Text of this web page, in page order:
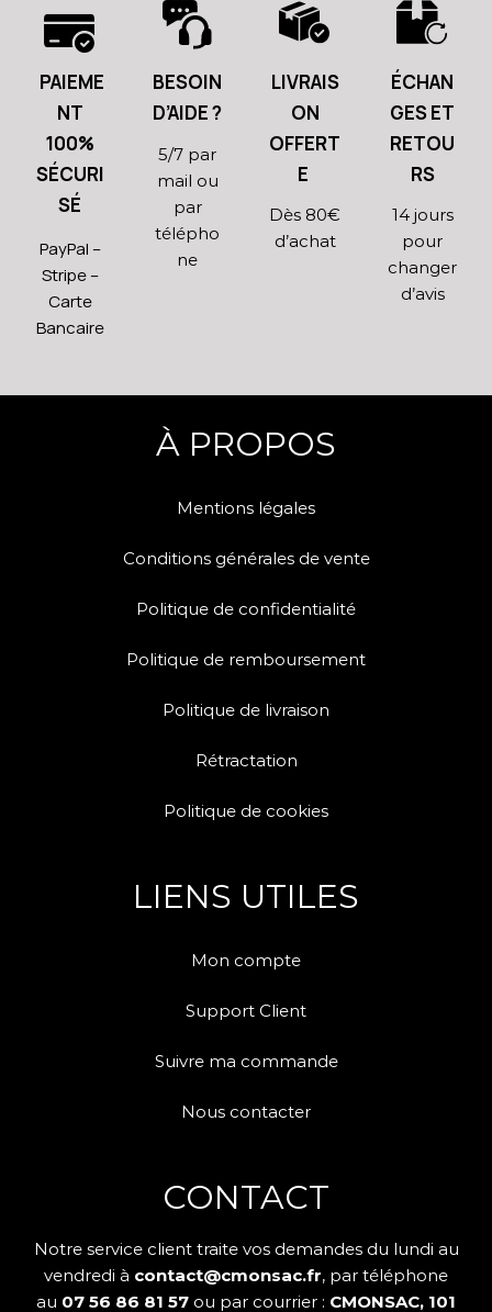
PAIEME
NT
100%
SÉCURI
SÉ
PayPal –
Stripe –
Carte
Bancaire
BESOIN
D’AIDE ?
5/7 par
mail ou
par
télépho
ne
LIVRAIS
ON
OFFERT
E
Dès 80€
d’achat
ÉCHAN
GES ET
RETOU
RS
14 jours
pour
changer
d’avis
À PROPOS
Mentions légales
Conditions générales de vente
Politique de confidentialité
Politique de remboursement
Politique de livraison
Rétractation
Politique de cookies
LIENS UTILES
Mon compte
Support Client
Suivre ma commande
Nous contacter
CONTACT
Notre service client traite vos demandes du lundi au
vendredi à contact@cmonsac.fr, par téléphone
au 07 56 86 81 57 ou par courrier : CMONSAC, 101